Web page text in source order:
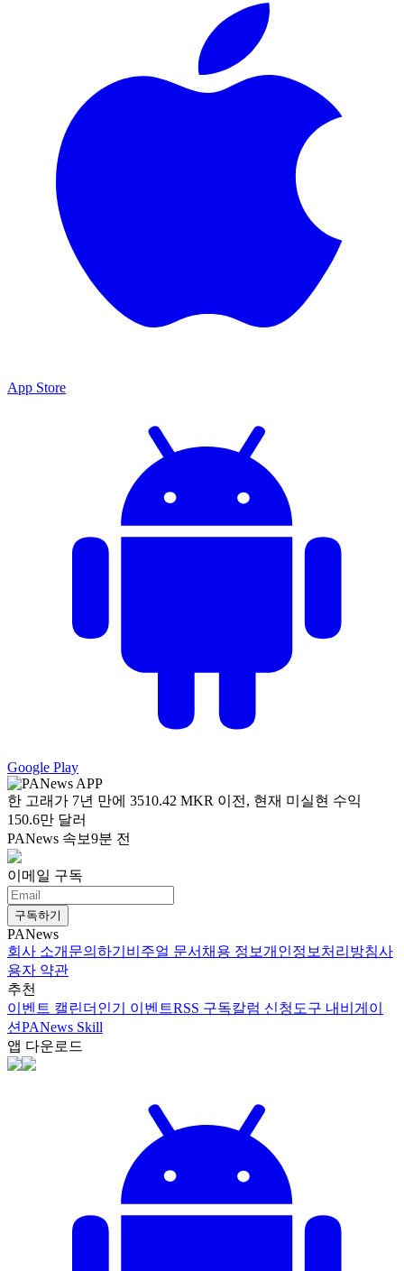
App Store
Google Play
한 고래가 7년 만에 3510.42 MKR 이전, 현재 미실현 수익
150.6만 달러
PANews 속보9분 전
이메일 구독
구독하기
PANews
회사 소개 문의하기 비주얼 문서 채용 정보개인정보처리방침사
용자 약관
추천
이벤트 캘린더 인기 이벤트RSS 구독칼럼 신청 도구 내비게이
션PANews Skill
앱 다운로드